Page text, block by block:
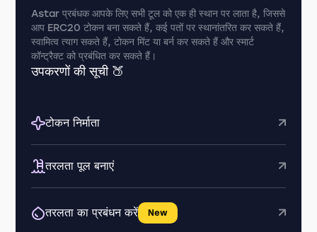
Astar प्रबंधक आपके लिए सभी टूल को एक ही स्थान पर लाता है, जिससे
आप ERC20 टोकन बना सकते हैं, कई पतों पर स्थानांतरित कर सकते हैं,
स्वामित्व त्याग सकते हैं, टोकन मिंट या बर्न कर सकते हैं और स्मार्ट
कॉन्ट्रैक्ट को प्रबंधित कर सकते हैं।
उपकरणों की सूची 🍑
टोकन निर्माता
तरलता पूल बनाएं
तरलता का प्रबंधन करें New